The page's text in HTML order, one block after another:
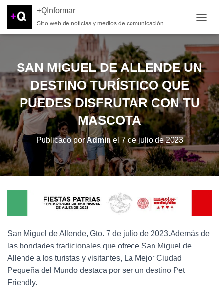
+QInformar
Sitio web de noticias y medios de comunicación
SAN MIGUEL DE ALLENDE UN
DESTINO TURÍSTICO QUE
PUEDES DISFRUTAR CON TU
MASCOTA
Publicado porAdminel 7 de julio de 2023
San Miguel de Allende, Gto. 7 de julio de 2023.Además de
las bondades tradicionales que ofrece San Miguel de
Allende a los turistas y visitantes, La Mejor Ciudad
Pequeña del Mundo destaca por ser un destino Pet
Friendly.